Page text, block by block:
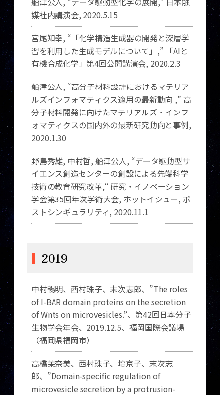
媒社内講演会, 2020.5.15
宮尾知幸, “「化学構造生成器の開発と深層学
習を利用した生成モデルについて」,” 「AIと
有機合成化学」第4回公開講演会, 2020.2.3
船津公人, “​高​分​子​材​料​設​計​に​お​け​る​マ​テ​リ​ア​
ル​ズ​イ​ン​フ​ォ​マ​テ​ィ​ク​ス​適​用​の​最​新​動​向​ ,” 高​
分​子​材​料​開​発​に​向​け​た​マ​テ​リ​ア​ル​ズ​・​イ​ン​フ​
ォ​マ​テ​ィ​ク​ス​の​国​内​外​の​最​新​研​究​動​向​と​事​例,
2020.1.30
野島秀雄, 中村哲, 船津公人, “データ駆動型サ
イエンス創造センターの創設による先端科学
技術の教育研究改革,“ 研究・イノベーション
学会第35回年次学術大会, ホットイシュー, ポ
ストシンギュラリティ, 2020.11.1
2019
中村暢明、西村珠子、末次志郎、”The roles
of I-BAR domain proteins on the secretion
of Wnts on microvesicles.”、第42回日本分子
生物学会年会、 2019.12.5、福岡国際会議場
（福岡県福岡市）
高橋茉奈美、西村珠子、塙京子、末次志
郎、”Domain-specific regulation of
microvesicle secretion by a protrusion-